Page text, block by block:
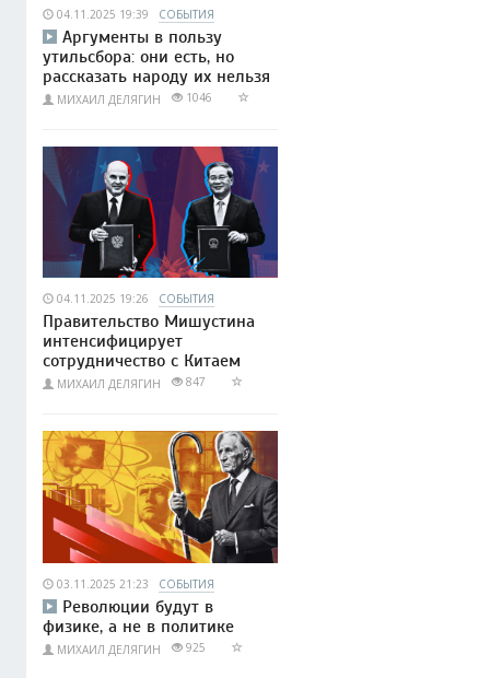
04.11.2025 19:39 СОБЫТИЯ
Аргументы в пользу
утильсбора: они есть, но
рассказать народу их нельзя
МИХАИЛ ДЕЛЯГИН 1046
04.11.2025 19:26 СОБЫТИЯ
Правительство Мишустина
интенсифицирует
сотрудничество с Китаем
МИХАИЛ ДЕЛЯГИН 847
03.11.2025 21:23 СОБЫТИЯ
Революции будут в
физике, а не в политике
МИХАИЛ ДЕЛЯГИН 925